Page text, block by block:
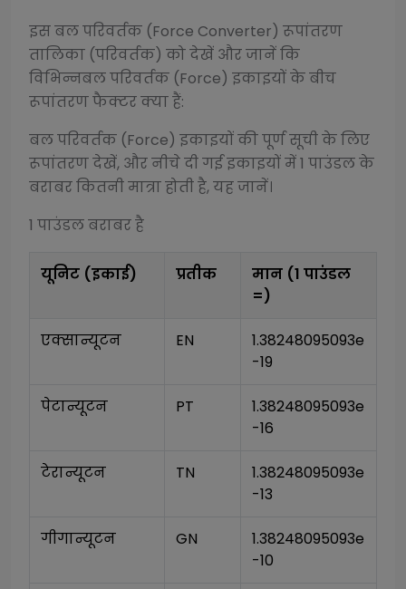
इसबल परिवर्तक (Force Converter) रूपांतरण
तालिका (परिवर्तक) को देखें और जानें कि
विभिन्नबल परिवर्तक (Force) इकाइयों के बीच
रूपांतरण फैक्टर क्या हैं:
बल परिवर्तक (Force) इकाइयों की पूर्ण सूची के लिए
रूपांतरण देखें, और नीचे दी गई इकाइयों में 1 पाउंडलके
बराबर कितनी मात्रा होती है, यह जानें।
1 पाउंडलबराबर है
यूनिट (इकाई) प्रतीक मान (1 पाउंडल
=)
एक्सान्यूटन EN
1.38248095093e
-19
पेटान्यूटन PT
1.38248095093e
-16
टेरान्यूटन TN
1.38248095093e
-13
गीगान्यूटन GN
1.38248095093e
-10